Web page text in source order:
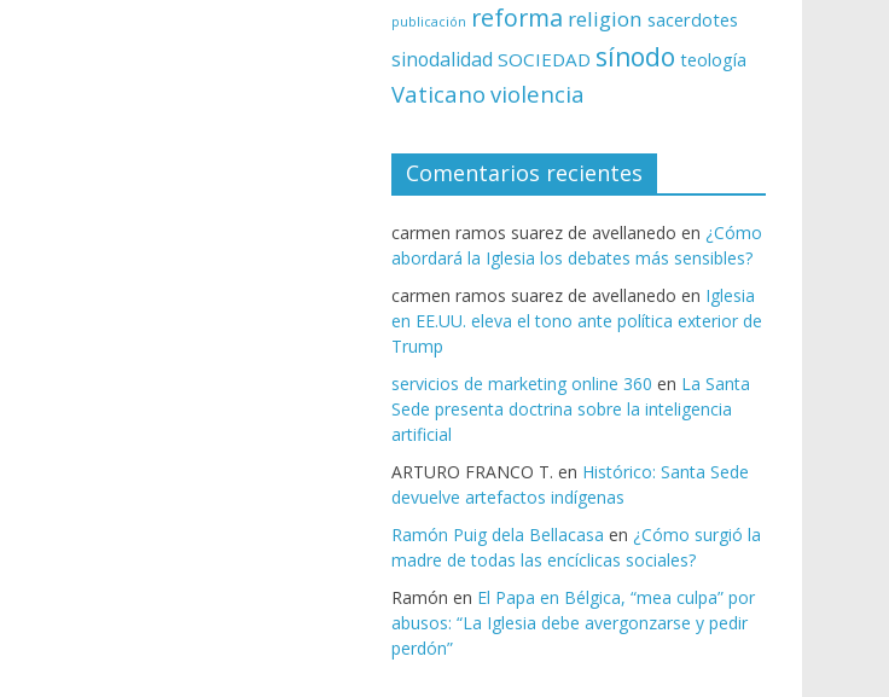
publicación reforma religion sacerdotes
sinodalidad SOCIEDAD sínodo teología
Vaticano violencia
Comentarios recientes
carmen ramos suarez de avellanedo en ¿Cómo
abordará la Iglesia los debates más sensibles?
carmen ramos suarez de avellanedo en Iglesia
en EE.UU. eleva el tono ante política exterior de
Trump
servicios de marketing online 360 en La Santa
Sede presenta doctrina sobre la inteligencia
artificial
ARTURO FRANCO T. en Histórico: Santa Sede
devuelve artefactos indígenas
Ramón Puig dela Bellacasa en ¿Cómo surgió la
madre de todas las encíclicas sociales?
Ramón en El Papa en Bélgica, “mea culpa” por
abusos: “La Iglesia debe avergonzarse y pedir
perdón”